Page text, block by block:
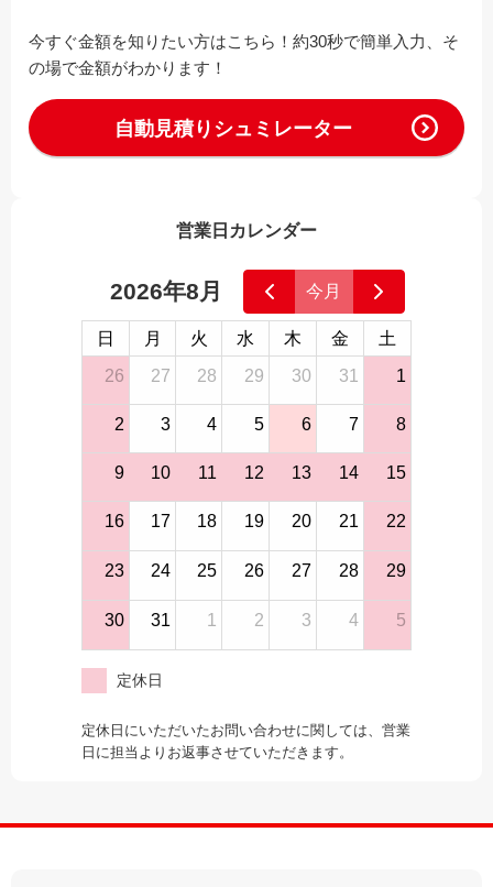
今すぐ金額を知りたい方はこちら！約30秒で簡単入力、そ
の場で金額がわかります！
自動見積りシュミレーター
営業日カレンダー
2026年8月 今月
日 月 火 水 木 金
土
26
27 28 29 30 31 1
2 3 4 5 6 7 8
9 10 11 12 13 14 15
16 17 18 19 20 21 22
23 24 25 26 27 28 29
30 31 1 2 3 4 5
定休日
定休日にいただいたお問い合わせに関しては、営業
日に担当よりお返事させていただきます。